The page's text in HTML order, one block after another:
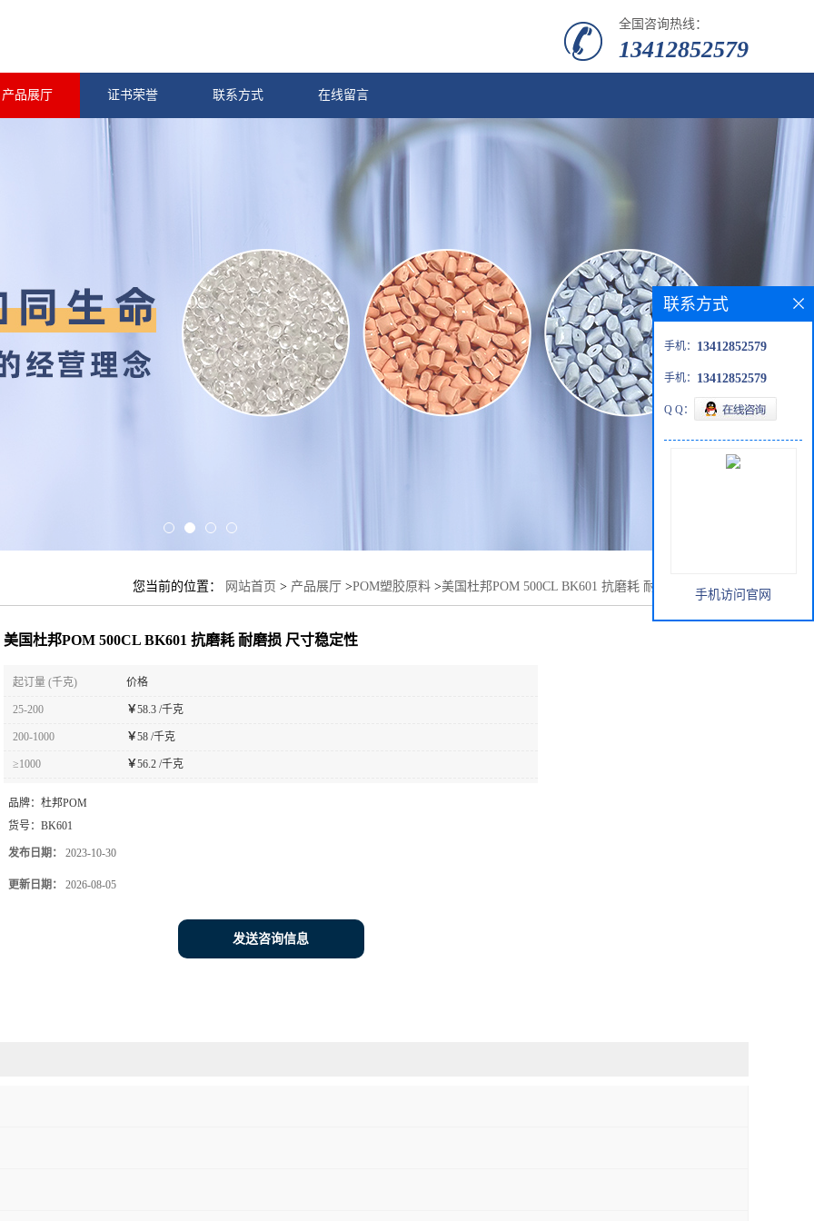
全国咨询热线：
13412852579
产品展厅 证书荣誉 联系方式 在线留言
您当前的位置： 网站首页 > 产品展厅 >POM塑胶原料 >美国杜邦POM 500CL BK601 抗磨耗 耐磨损 尺寸稳定
美国杜邦POM 500CL BK601 抗磨耗 耐磨损 尺寸稳定性
起订量 (千克) 价格
25-200 ￥58.3 /千克
200-1000 ￥58 /千克
≥1000 ￥56.2 /千克
品牌： 杜邦POM
货号： BK601
发布日期： 2023-10-30
更新日期： 2026-08-05
发送咨询信息
联系方式
手机： 13412852579
手机： 13412852579
Q Q：
手机访问官网